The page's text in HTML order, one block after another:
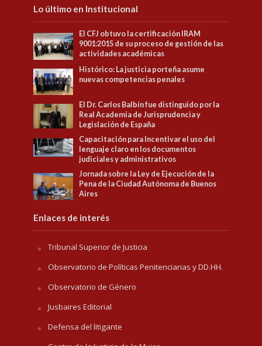
Lo último en Institucional
El CFJ obtuvo la certificación IRAM
9001:2015 de su proceso de gestión de las
actividades académicas
Histórico: La justicia porteña asume
nuevas competencias penales
El Dr. Carlos Balbín fue distinguido por la
Real Academia de Jurisprudencia y
Legislación de España
Capacitación para Incentivar el uso del
lenguaje claro en los documentos
judiciales y administrativos
Jornada sobre la Ley de Ejecución de la
Pena de la Ciudad Autónoma de Buenos
Aires
Enlaces de interés
Tribunal Superior de Justicia
Observatorio de Políticas Penitenciarias y DD.HH.
Observatorio de Género
Jusbaires Editorial
Defensa del litigante